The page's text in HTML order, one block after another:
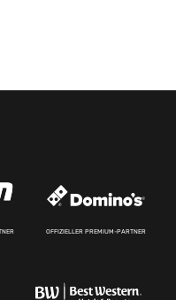
OFFIZIELLER PREMIUM-PARTNER